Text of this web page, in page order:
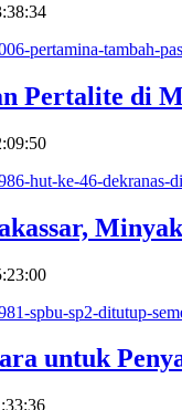
Pertalite di
untuk